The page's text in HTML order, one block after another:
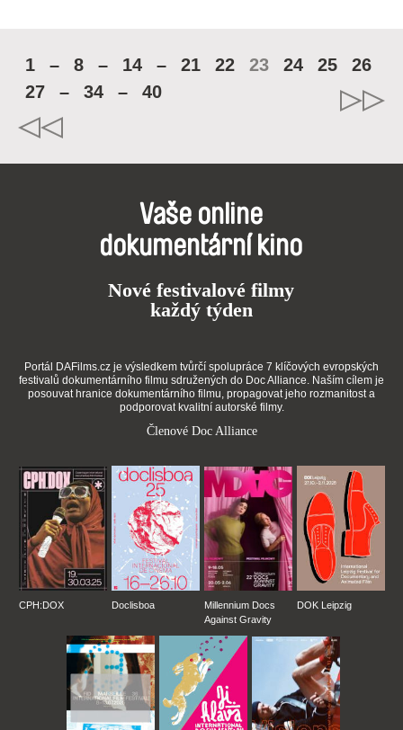
1 – 8 – 14 – 21 22 23 24 25
26
27
– 34 – 40
Vaše online
dokumentární kino
Nové festivalové filmy
každý týden
Portál DAFilms.cz je výsledkem tvůrčí spolupráce 7 klíčových evropských
festivalů dokumentárního filmu sdružených do Doc Alliance. Naším cílem je
posouvat hranice dokumentárního filmu, propagovat jeho rozmanitost a
podporovat kvalitní autorské filmy.
Členové Doc Alliance
CPH:DOX Doclisboa
Millennium Docs
Against Gravity
DOK Leipzig